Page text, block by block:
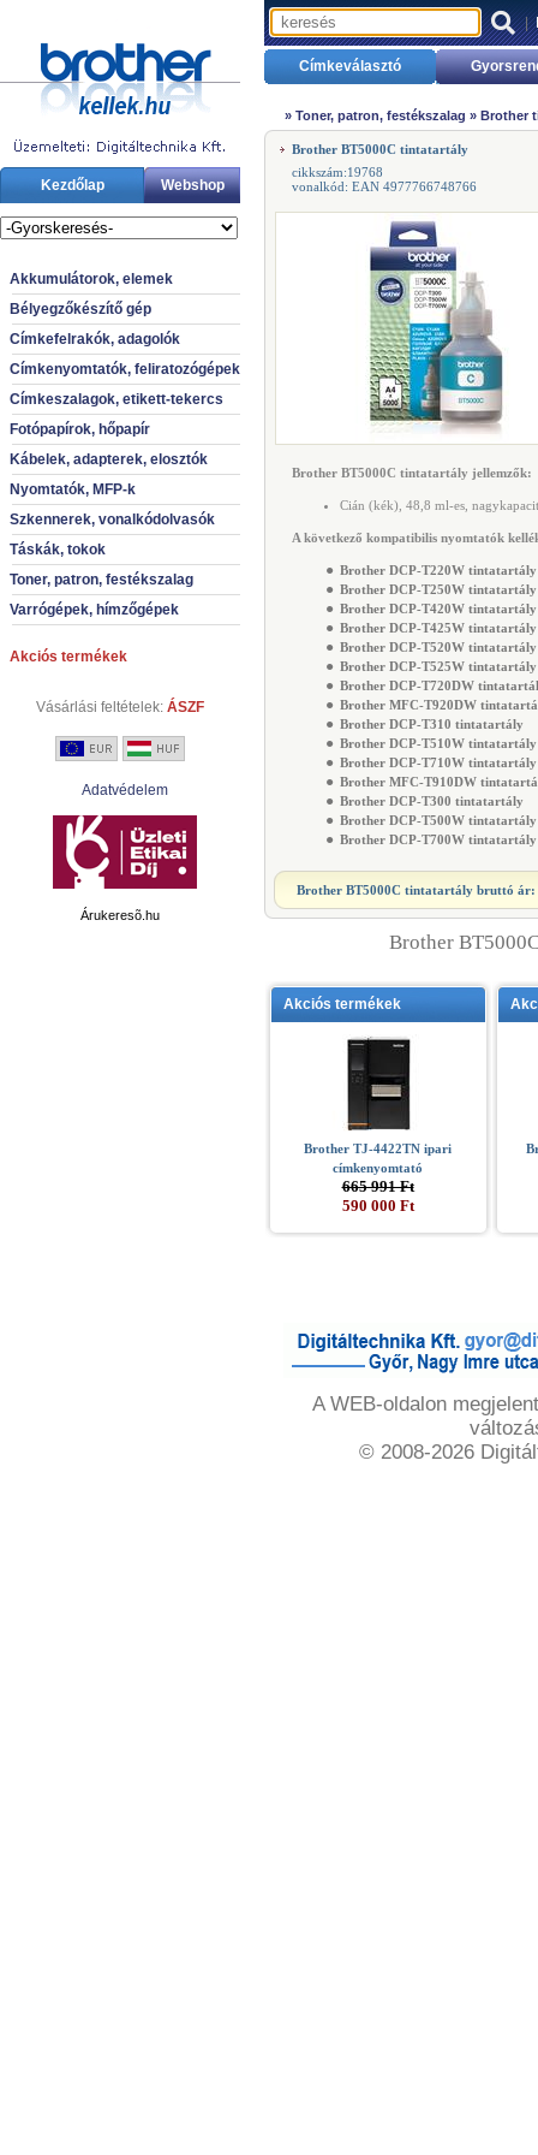
Kezdőlap Webshop
Akkumulátorok, elemek
Bélyegzőkészítő gép
Címkefelrakók, adagolók
Címkenyomtatók, feliratozógépek
Címkeszalagok, etikett-tekercs
Fotópapírok, hőpapír
Kábelek, adapterek, elosztók
Nyomtatók, MFP-k
Szkennerek, vonalkódolvasók
Táskák, tokok
Toner, patron, festékszalag
Varrógépek, hímzőgépek
Akciós termékek
Vásárlási feltételek: ÁSZF
Adatvédelem
Árukeresõ.hu
|
Címkeválasztó
» Toner, patron, festékszalag » Brother
Brother BT5000C tintatartály
cikkszám:19768
vonalkód: EAN 4977766748766
Brother BT5000C tintatartály jellemzők:
Cián (kék), 48,8 ml-es,
A következő kompatibilis nyomtatók
● Brother DCP-T220W tintatartály
● Brother DCP-T250W tintatartály
● Brother DCP-T420W tintatartály
● Brother DCP-T425W tintatartály
● Brother DCP-T520W tintatartály
● Brother DCP-T525W tintatartály
● Brother DCP-T720DW
● Brother MFC-T920DW
● Brother DCP-T310 tintatartály
● Brother DCP-T510W tintatartály
● Brother DCP-T710W tintatartály
● Brother MFC-T910DW
● Brother DCP-T300 tintatartály
● Brother DCP-T500W tintatartály
● Brother DCP-T700W tintatartály
Brother BT5000C tintatartály bruttó ár:
Brother
Akciós termékek
Brother TJ-4422TN ipari
címkenyomtató
665 991 Ft
590 000 Ft
A WEB-oldalon
© 2008-2026